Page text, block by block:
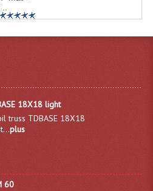
18X18 light
truss TDBASE 18X18
plus
60